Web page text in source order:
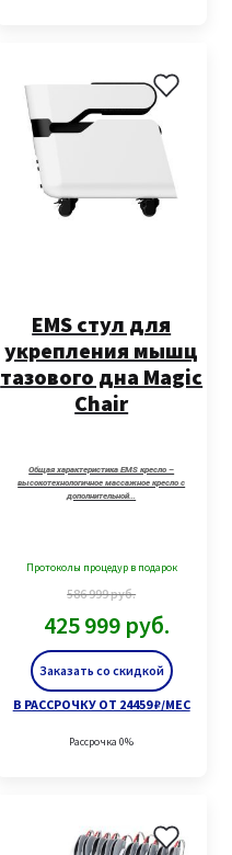
Заказать со скидкой
EMS стул для
укрепления мышц
тазового дна Magic
Chair
Общая характеристика EMS кресло –
высокотехнологичное массажное кресло с
дополнительной…
Протоколы процедур в подарок
586 999руб.
425 999 руб.
В РАССРОЧКУ ОТ 24459 ₽/МЕС
Рассрочка 0%